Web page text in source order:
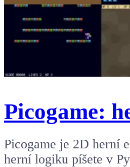
Picogame:
Picogame je 2D herní
herní logiku píšete v